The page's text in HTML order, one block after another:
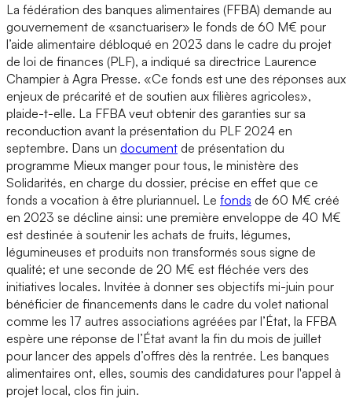
La fédération des banques alimentaires (FFBA) demande au
gouvernement de «sanctuariser» le fonds de 60 M€ pour
l’aide alimentaire débloqué en 2023 dans le cadre du projet
de loi de finances (PLF), a indiqué sa directrice Laurence
Champier à Agra Presse. «Ce fonds est une des réponses aux
enjeux de précarité et de soutien aux filières agricoles»,
plaide-t-elle. La FFBA veut obtenir des garanties sur sa
reconduction avant la présentation du PLF 2024 en
septembre. Dans un document de présentation du
programme Mieux manger pour tous, le ministère des
Solidarités, en charge du dossier, précise en effet que ce
fonds a vocation à être pluriannuel. Le fonds de 60 M€ créé
en 2023 se décline ainsi: une première enveloppe de 40 M€
est destinée à soutenir les achats de fruits, légumes,
légumineuses et produits non transformés sous signe de
qualité; et une seconde de 20 M€ est fléchée vers des
initiatives locales. Invitée à donner ses objectifs mi-juin pour
bénéficier de financements dans le cadre du volet national
comme les 17 autres associations agréées par l’État, la FFBA
espère une réponse de l’État avant la fin du mois de juillet
pour lancer des appels d’offres dès la rentrée. Les banques
alimentaires ont, elles, soumis des candidatures pour l'appel à
projet local, clos fin juin.